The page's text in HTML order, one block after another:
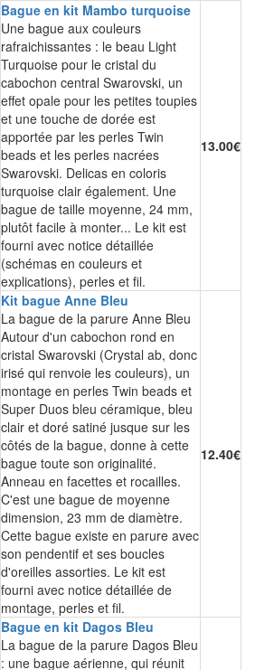
Bague en kit Mambo turquoise
Une bague aux couleurs
rafraichissantes : le beau Light
Turquoise pour le cristal du
cabochon central Swarovski, un
effet opale pour les petites toupies
et une touche de dorée est
apportée par les perles Twin
beads et les perles nacrées
Swarovski. Delicas en coloris
turquoise clair également. Une
bague de taille moyenne, 24 mm,
plutôt facile à monter... Le kit est
fourni avec notice détaillée
(schémas en couleurs et
explications), perles et fil.
13.00€
Kit bague Anne Bleu
La bague de la parure Anne Bleu
Autour d'un cabochon rond en
cristal Swarovski (Crystal ab, donc
irisé qui renvoie les couleurs), un
montage en perles Twin beads et
Super Duos bleu céramique, bleu
clair et doré satiné jusque sur les
côtés de la bague, donne à cette
bague toute son originalité.
Anneau en facettes et rocailles.
C'est une bague de moyenne
dimension, 23 mm de diamètre.
Cette bague existe en parure avec
son pendentif et ses boucles
d'oreilles assorties. Le kit est
fourni avec notice détaillée de
montage, perles et fil.
12.40€
Bague en kit Dagos Bleu
La bague de la parure Dagos Bleu
: une bague aérienne, qui réunit